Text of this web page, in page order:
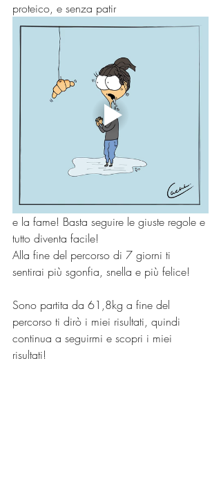
proteico, e senza patir
e la fame! Basta seguire le giuste regole e
tutto diventa facile!
Alla fine del percorso di 7 giorni ti
sentirai più sgonfia, snella e più felice!
Sono partita da 61,8kg a fine del
percorso ti dirò i miei risultati, quindi
continua a seguirmi e scopri i miei
risultati!